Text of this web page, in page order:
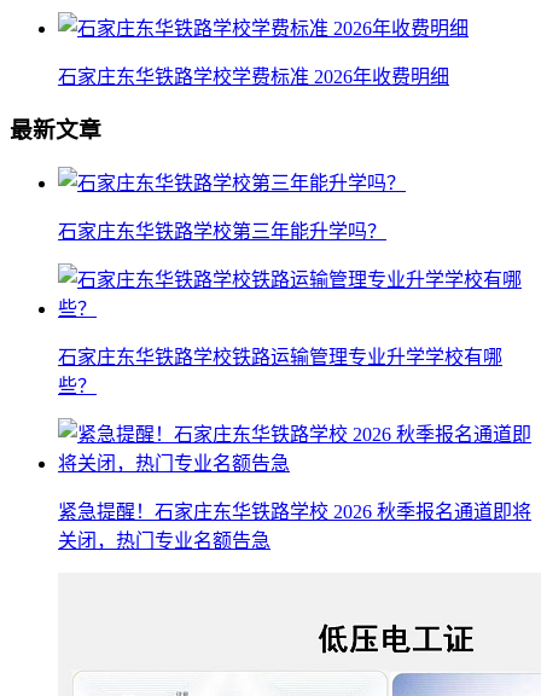
石家庄东华铁路学校学费标准 2026年收费明细
最新文章
石家庄东华铁路学校第三年能升学吗？
石家庄东华铁路学校铁路运输管理专业升学学校有哪
些？
紧急提醒！石家庄东华铁路学校 2026 秋季报名通道即将
关闭，热门专业名额告急